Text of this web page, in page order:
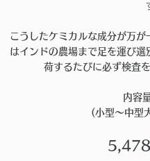
こうしたケミカルな成分が万
はインドの農場まで足を運び
荷するたびに必ず検査
内容
(小型〜中型